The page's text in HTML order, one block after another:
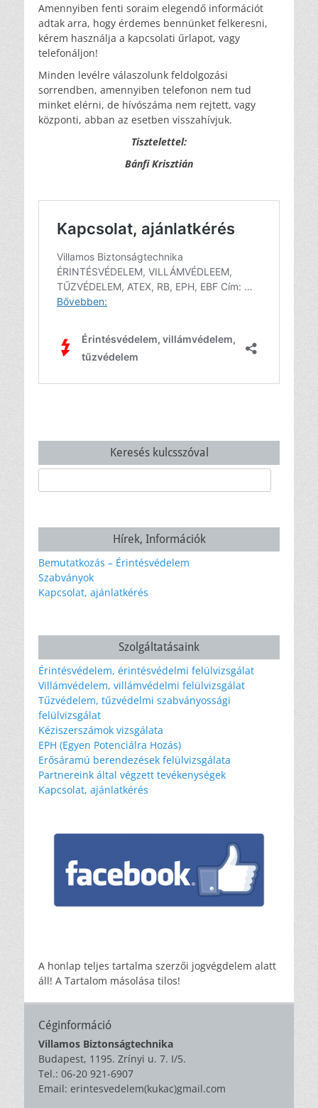
Amennyiben fenti soraim elegendő információt
adtak arra, hogy érdemes bennünket felkeresni,
kérem használja a kapcsolati űrlapot, vagy
telefonáljon!
Minden levélre válaszolunk feldolgozási
sorrendben, amennyiben telefonon nem tud
minket elérni, de hívószáma nem rejtett, vagy
központi, abban az esetben visszahívjuk.
Tisztelettel:
Bánfi Krisztián
Keresés kulcsszóval
Hírek, Információk
Bemutatkozás – Érintésvédelem
Szabványok
Kapcsolat, ajánlatkérés
Szolgáltatásaink
Érintésvédelem, érintésvédelmi felülvizsgálat
Villámvédelem, villámvédelmi felülvizsgálat
Tűzvédelem, tűzvédelmi szabványossági
felülvizsgálat
Kéziszerszámok vizsgálata
EPH (Egyen Potenciálra Hozás)
Erősáramú berendezések felülvizsgálata
Partnereink által végzett tevékenységek
Kapcsolat, ajánlatkérés
A honlap teljes tartalma szerzői jogvégdelem alatt
áll! A Tartalom másolása tilos!
Céginformáció
Villamos Biztonságtechnika
Budapest, 1195. Zrínyi u. 7. I/5.
Tel.: 06-20 921-6907
Email: erintesvedelem(kukac)gmail.com